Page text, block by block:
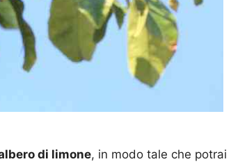
di limone, in modo tale che potrai